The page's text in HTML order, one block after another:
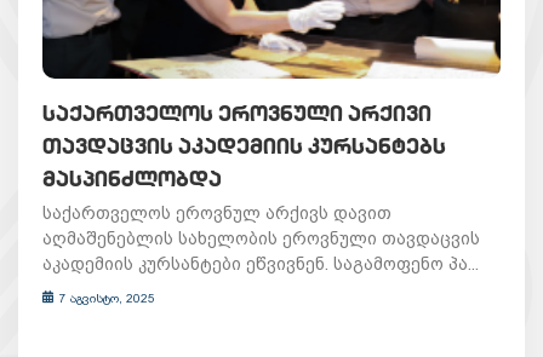
ᲡᲐᲥᲐᲠᲗᲕᲔᲚᲝᲡ ᲔᲠᲝᲕᲜᲣᲚᲘ ᲐᲠᲥᲘᲕᲘ
ᲗᲐᲕᲓᲐᲪᲕᲘᲡ ᲐᲙᲐᲓᲔᲛᲘᲘᲡ ᲙᲣᲠᲡᲐᲜᲢᲔᲑᲡ
ᲛᲐᲡᲞᲘᲜᲫᲚᲝᲑᲓᲐ
საქართველოს ეროვნულ არქივს დავით
აღმაშენებლის სახელობის ეროვნული თავდაცვის
აკადემიის კურსანტები ეწვივნენ. საგამოფენო პა...
7 აგვისტო, 2025